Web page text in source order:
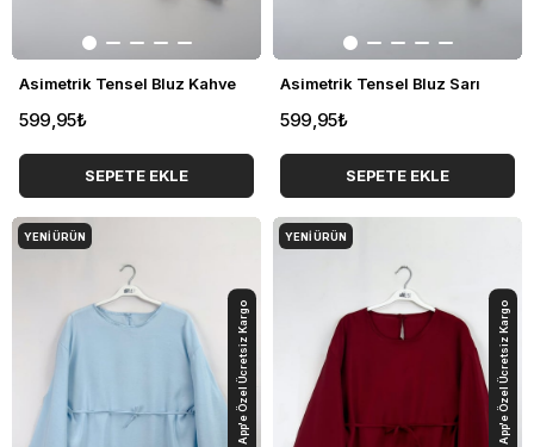
Asimetrik Tensel Bluz Kahve
599,95₺
SEPETE EKLE
Asimetrik Tensel Bluz Sarı
599,95₺
SEPETE EKLE
YENI ÜRÜN
App'e Özel Ücretsiz Kargo
YENI ÜRÜN
App'e Özel Ücretsiz Kargo